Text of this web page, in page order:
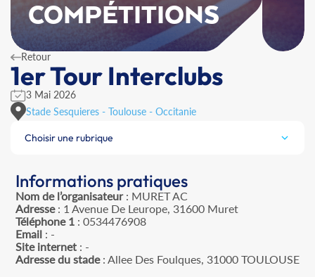
COMPÉTITIONS
Retour
1er Tour Interclubs
3 Mai 2026
Stade Sesquieres - Toulouse - Occitanie
Choisir une rubrique
Informations pratiques
Nom de l’organisateur: MURET AC
Adresse: 1 Avenue De Leurope, 31600 Muret
Téléphone 1 : 0534476908
Email : -
Site internet : -
Adresse du stade: Allee Des Foulques, 31000 TOULOUSE